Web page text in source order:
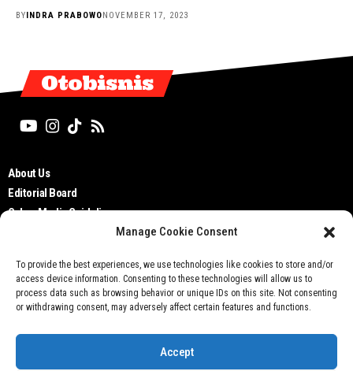
Manage Cookie Consent
To provide the best experiences, we use technologies like cookies to store and/or
access device information. Consenting to these technologies will allow us to
process data such as browsing behavior or unique IDs on this site. Not consenting
or withdrawing consent, may adversely affect certain features and functions.
Accept
BYINDRA PRABOWONOVEMBER 17, 2023
Otobisnis
About Us
Editorial Board
Cyber Media Guidelines
Privacy Policy
Contact Us